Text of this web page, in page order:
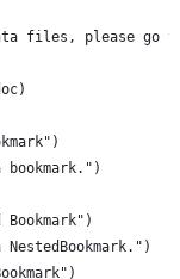
files, please go